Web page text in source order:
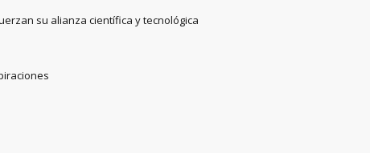
su alianza científica y tecnológica